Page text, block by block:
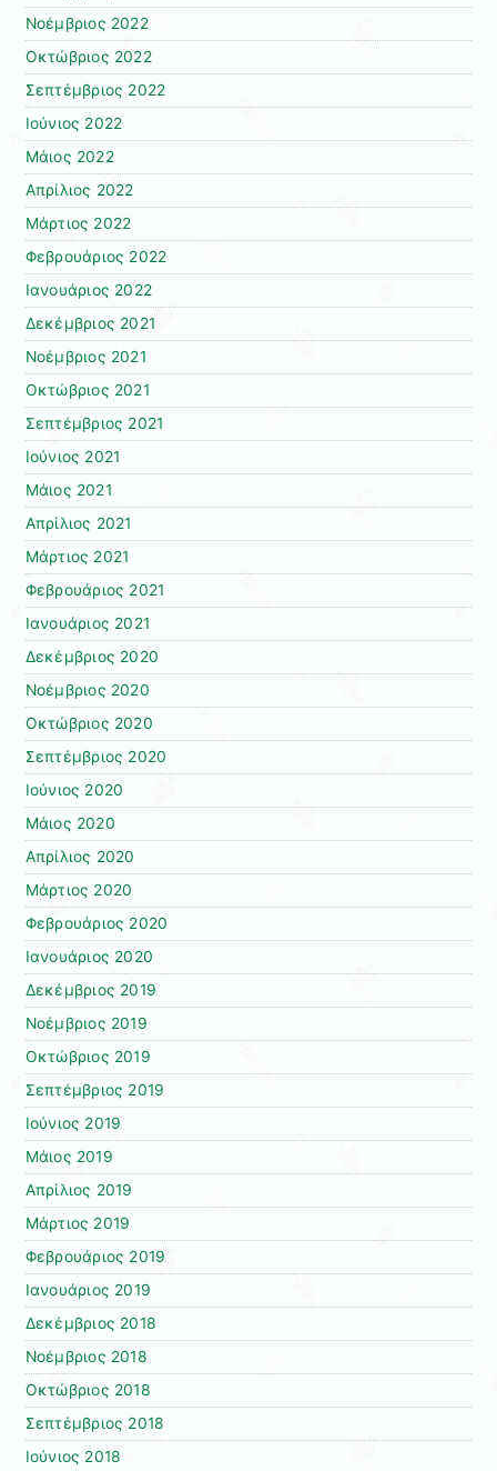
Νοέμβριος 2022
Οκτώβριος 2022
Σεπτέμβριος 2022
Ιούνιος 2022
Μάιος 2022
Απρίλιος 2022
Μάρτιος 2022
Φεβρουάριος 2022
Ιανουάριος 2022
Δεκέμβριος 2021
Νοέμβριος 2021
Οκτώβριος 2021
Σεπτέμβριος 2021
Ιούνιος 2021
Μάιος 2021
Απρίλιος 2021
Μάρτιος 2021
Φεβρουάριος 2021
Ιανουάριος 2021
Δεκέμβριος 2020
Νοέμβριος 2020
Οκτώβριος 2020
Σεπτέμβριος 2020
Ιούνιος 2020
Μάιος 2020
Απρίλιος 2020
Μάρτιος 2020
Φεβρουάριος 2020
Ιανουάριος 2020
Δεκέμβριος 2019
Νοέμβριος 2019
Οκτώβριος 2019
Σεπτέμβριος 2019
Ιούνιος 2019
Μάιος 2019
Απρίλιος 2019
Μάρτιος 2019
Φεβρουάριος 2019
Ιανουάριος 2019
Δεκέμβριος 2018
Νοέμβριος 2018
Οκτώβριος 2018
Σεπτέμβριος 2018
Ιούνιος 2018